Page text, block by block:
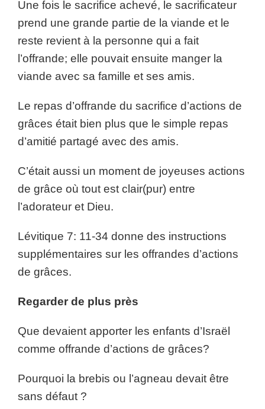
Une fois le sacrifice achevé, le sacrificateur
prend une grande partie de la viande et le
reste revient à la personne qui a fait
l’offrande; elle pouvait ensuite manger la
viande avec sa famille et ses amis.
Le repas d’offrande du sacrifice d’actions de
grâces était bien plus que le simple repas
d’amitié partagé avec des amis.
C’était aussi un moment de joyeuses actions
de grâce où tout est clair(pur) entre
l’adorateur et Dieu.
Lévitique 7: 11-34 donne des instructions
supplémentaires sur les offrandes d’actions
de grâces.
Regarder de plus près
Que devaient apporter les enfants d’Israël
comme offrande d’actions de grâces?
Pourquoi la brebis ou l’agneau devait être
sans défaut ?